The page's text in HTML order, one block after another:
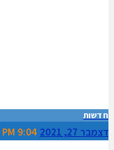
חדשות
דצמבר 27, 2021 9:04 PM